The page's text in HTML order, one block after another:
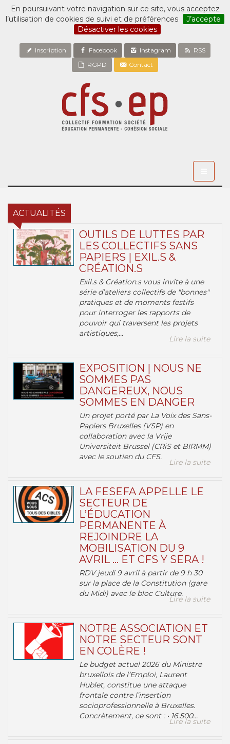
En poursuivant votre navigation sur ce site, vous acceptez
l’utilisation de cookies de suivi et de préférences
J’accepte
Désactiver les cookies
Inscription Facebook Instagram
RSS
RGPD
Contact
ACTUALITÉS
OUTILS DE LUTTES PAR
LES COLLECTIFS SANS
PAPIERS | EXIL.S &
CRÉATION.S
Exil.s & Création.s vous invite à une
série d’ateliers collectifs de "bonnes"
pratiques et de moments festifs
pour interroger les rapports de
pouvoir qui traversent les projets
artistiques,...
Lire la suite
EXPOSITION | NOUS NE
SOMMES PAS
DANGEREUX, NOUS
SOMMES EN DANGER
Un projet porté par La Voix des Sans-
Papiers Bruxelles (VSP) en
collaboration avec la Vrije
Universiteit Brussel (CRiS et BIRMM)
avec le soutien du CFS.
Lire la suite
LA FESEFA APPELLE LE
SECTEUR DE
L’ÉDUCATION
PERMANENTE À
REJOINDRE LA
MOBILISATION DU 9
AVRIL … ET CFS Y SERA !
RDV jeudi 9 avril à partir de 9 h 30
sur la place de la Constitution (gare
du Midi) avec le bloc Culture.
Lire la suite
NOTRE ASSOCIATION ET
NOTRE SECTEUR SONT
EN COLÈRE !
Le budget actuel 2026 du Ministre
bruxellois de l’Emploi, Laurent
Hublet, constitue une attaque
frontale contre l’insertion
socioprofessionnelle à Bruxelles.
Concrètement, ce sont : • 16.500...
Lire la suite